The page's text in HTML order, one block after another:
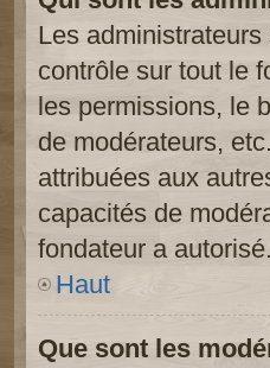
Les
contrôle sur tout le
les permissions, le
de modérateurs,
attribuées aux
capacités de
fondateur a autorisé.
Haut
Que sont les